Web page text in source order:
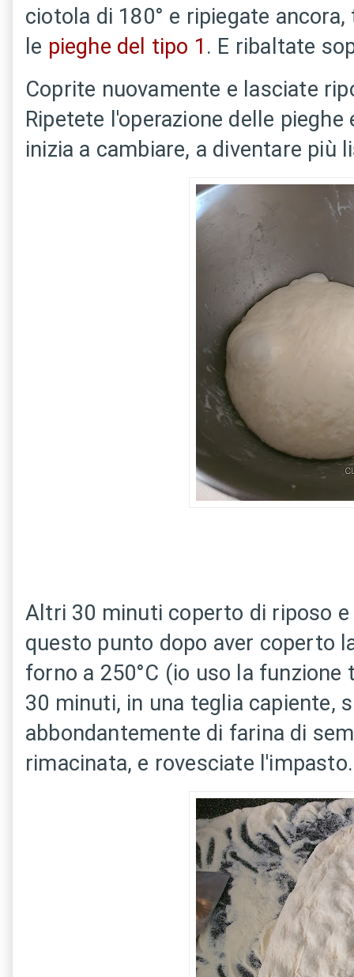
ciotola di 180° e ripiegate
le pieghe del tipo 1 . E ribaltate
Coprite nuovamente e lasciate
Ripetete l'operazione delle
inizia a cambiare, a diventare più
Altri 30 minuti coperto di riposo e
questo punto dopo aver coperto
forno a 250°C (io uso la
30 minuti, in una teglia capiente,
abbondantemente di farina di
rimacinata, e rovesciate